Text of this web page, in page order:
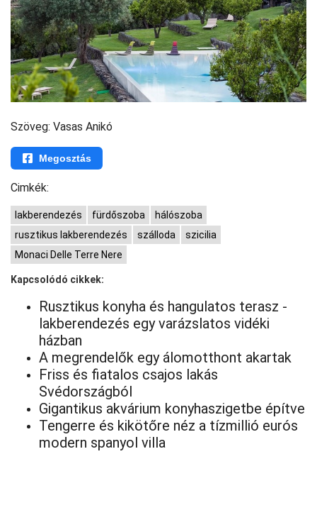
Szöveg: Vasas Anikó
Megosztás
Cimkék:
lakberendezés fürdőszoba
hálószoba
rusztikus lakberendezés
szálloda
szicilia
Monaci Delle Terre Nere
Kapcsolódó cikkek:
Rusztikus konyha és hangulatos terasz -
lakberendezés egy varázslatos vidéki
házban
A megrendelők egy álomotthont akartak
Friss és fiatalos csajos lakás
Svédországból
Gigantikus akvárium konyhaszigetbe építve
Tengerre és kikötőre néz a tízmillió eurós
modern spanyol villa